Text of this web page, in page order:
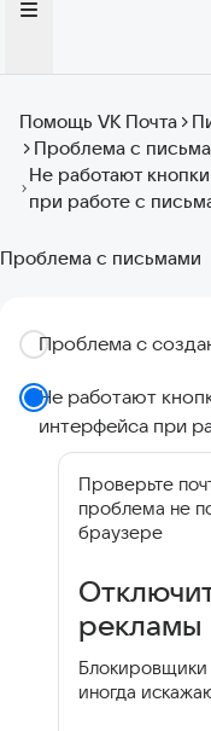
Помощь VK Почта
Проблема с
Не работают
при работе с
Проблема с письмами
Проблема с
Не работают
интерфейса при
Проверьте
проблема не
браузере
рекламы
Блокировщики
иногда